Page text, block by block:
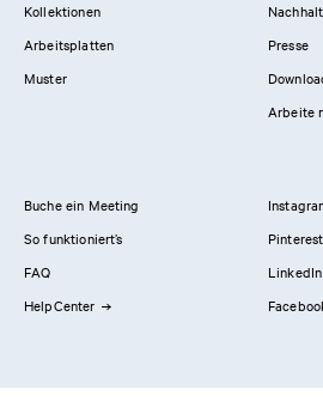
Kollektionen
Arbeitsplatten
Muster
Presse
Arbeite
Buche ein Meeting
So funktioniert’s
FAQ
HelpCenter
Pinterest
LinkedIn